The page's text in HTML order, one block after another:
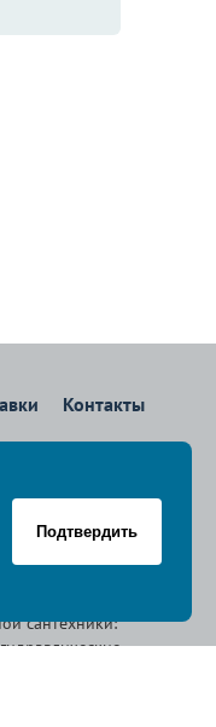
Контакты
2026
сантехники:
Подтвердить